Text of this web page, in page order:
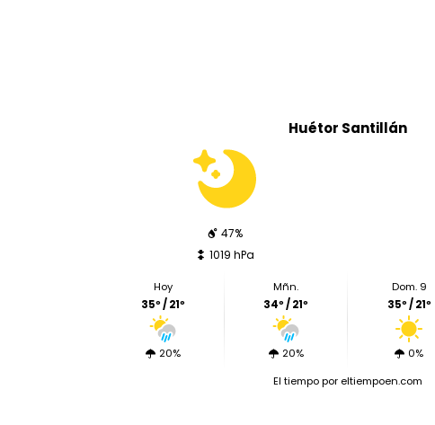
Huétor Santillán
47%
1019 hPa
Hoy
35º / 21º
20%
Mñn.
34º / 21º
20%
Dom. 9
35º / 21º
0%
El tiempopor eltiempoen.com